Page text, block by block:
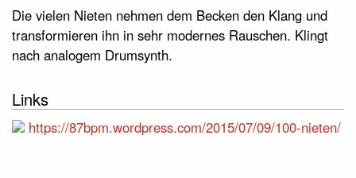
Die vielen Nieten nehmen dem Becken den Klang und
transformieren ihn in sehr modernes Rauschen. Klingt
nach analogem Drumsynth.
Links
https://87bpm.wordpress.com/2015/07/09/100-nieten/